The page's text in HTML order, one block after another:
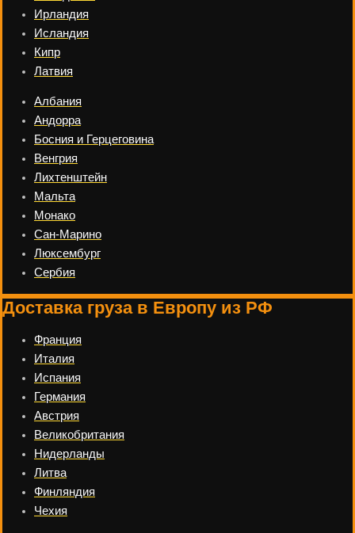
Ирландия
Исландия
Кипр
Латвия
Албания
Андорра
Босния и Герцеговина
Венгрия
Лихтенштейн
Мальта
Монако
Сан-Марино
Люксембург
Сербия
Доставка груза в Европу из РФ
Франция
Италия
Испания
Германия
Австрия
Великобритания
Нидерланды
Литва
Финляндия
Чехия